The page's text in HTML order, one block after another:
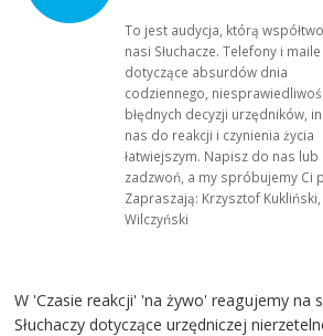
To jest audycja, którą
nasi Słuchacze. Telefony i maile
dotyczące absurdów dnia
codziennego,
błędnych decyzji urzędników,
nas do reakcji i czynienia życia
łatwiejszym. Napisz do nas lub
zadzwoń, a my spróbujemy Ci
Zapraszają: Krzysztof Kukliński,
Wilczyński
W 'Czasie reakcji' 'na żywo' reagujemy na
Słuchaczy dotyczące urzędniczej